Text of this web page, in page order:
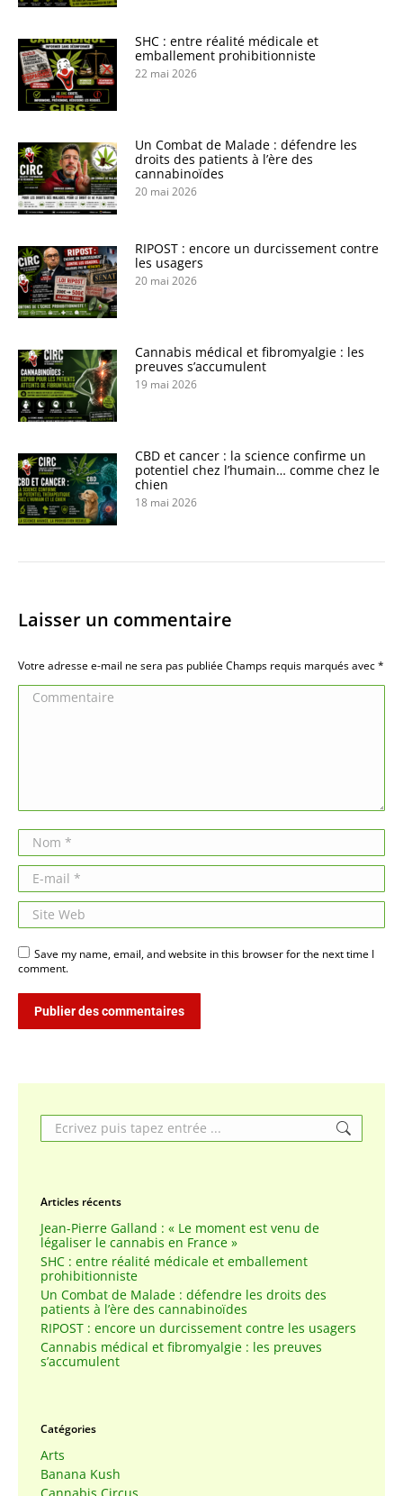
SHC : entre réalité médicale et
emballement prohibitionniste
22 mai 2026
Un Combat de Malade : défendre les
droits des patients à l’ère des
cannabinoïdes
20 mai 2026
RIPOST : encore un durcissement contre
les usagers
20 mai 2026
Cannabis médical et fibromyalgie : les
preuves s’accumulent
19 mai 2026
CBD et cancer : la science confirme un
potentiel chez l’humain… comme chez le
chien
18 mai 2026
Laisser un commentaire
Votre adresse e-mail ne sera pas publiée Champs requis marqués avec*
Commentaire
Nom *
E-mail *
Site Web
Save my name, email, and website in this browser for the next time I
comment.
Publier des commentaires
Search:
Articles récents
Jean-Pierre Galland : « Le moment est venu de
légaliser le cannabis en France »
SHC : entre réalité médicale et emballement
prohibitionniste
Un Combat de Malade : défendre les droits des
patients à l’ère des cannabinoïdes
RIPOST : encore un durcissement contre les usagers
Cannabis médical et fibromyalgie : les preuves
s’accumulent
Catégories
Arts
Banana Kush